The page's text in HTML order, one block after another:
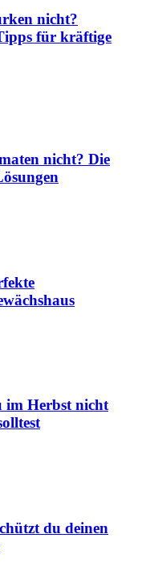
nicht?
für kräftige
nicht? Die
im Herbst nicht
du deinen